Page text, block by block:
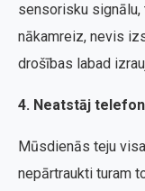
sensorisku
nākamreiz, nevis
drošības labad
4. Neatstāj
Mūsdienās teju
nepārtraukti turam